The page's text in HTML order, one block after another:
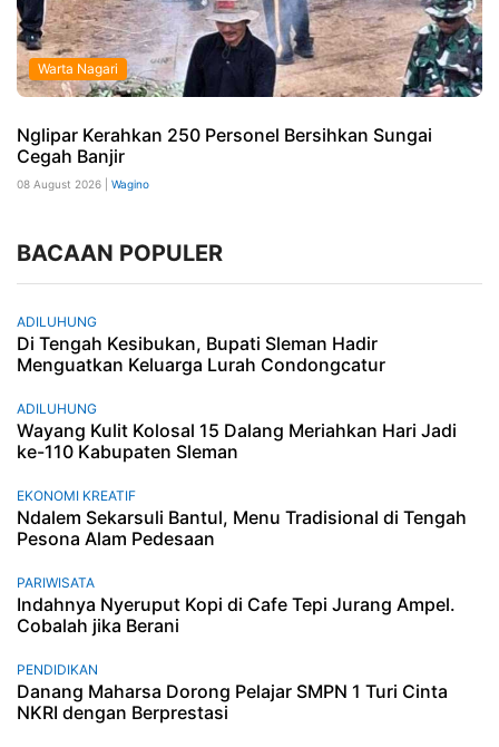
Warta Nagari
Nglipar Kerahkan 250 Personel Bersihkan Sungai
Cegah Banjir
08 August 2026 | Wagino
BACAAN POPULER
ADILUHUNG
Di Tengah Kesibukan, Bupati Sleman Hadir
Menguatkan Keluarga Lurah Condongcatur
ADILUHUNG
Wayang Kulit Kolosal 15 Dalang Meriahkan Hari Jadi
ke-110 Kabupaten Sleman
EKONOMI KREATIF
Ndalem Sekarsuli Bantul, Menu Tradisional di Tengah
Pesona Alam Pedesaan
PARIWISATA
Indahnya Nyeruput Kopi di Cafe Tepi Jurang Ampel.
Cobalah jika Berani
PENDIDIKAN
Danang Maharsa Dorong Pelajar SMPN 1 Turi Cinta
NKRI dengan Berprestasi